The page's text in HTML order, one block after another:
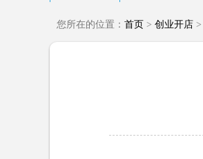
您所在的位置： 首页 > 创业开店 >